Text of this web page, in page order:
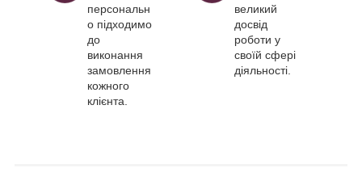
персональн
о підходимо
до
виконання
замовлення
кожного
клієнта.
великий
досвід
роботи у
своїй сфері
діяльності.